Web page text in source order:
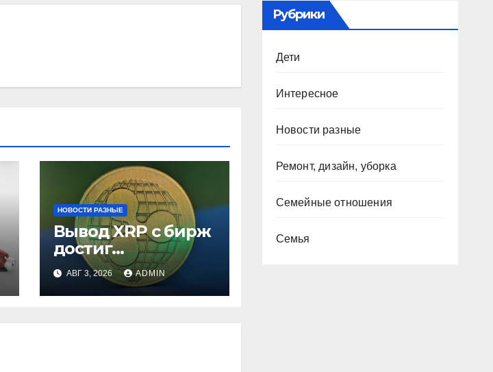
НОВОСТИ РАЗНЫЕ
Вывод XRP с бирж
достиг
рекордного
максимума за 5
лет
АВГ 3, 2026 ADMIN
Рубрики
Дети
Интересное
Новости разные
Ремонт, дизайн, уборка
Семейные отношения
Семья